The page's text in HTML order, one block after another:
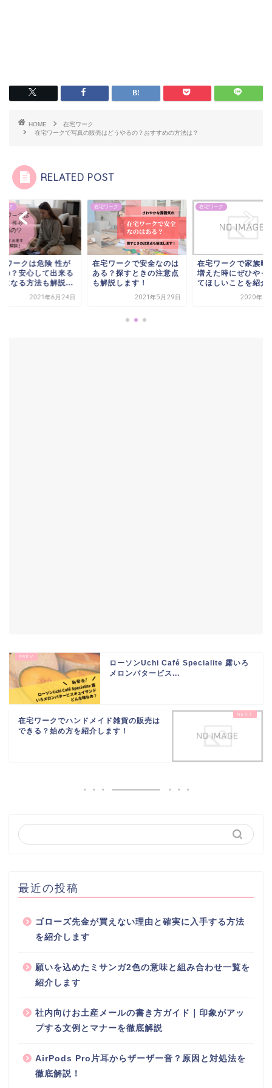
HOME
在宅ワーク
在宅ワークで写真の販売はどうやるの？おすすめの方法は？
RELATED POST
ーク
ワークは危険 性が
の？安心して出来る
になる方法も解説...
2021年6月24日
在宅ワーク
在宅ワークで安全なのは
ある？探すときの注意点
も解説します！
2021年5月29日
在宅ワーク
在宅ワークで家族時
増えた時にぜひやっ
てほしいことを紹介
2020年8
ローソンUchi Café Specialite 露いろ
メロンバタービス...
在宅ワークでハンドメイド雑貨の販売は
できる？始め方を紹介します！
最近の投稿
ゴローズ先金が買えない理由と確実に入手する方法
を紹介します
願いを込めたミサンガ2色の意味と組み合わせ一覧を
紹介します
社内向けお土産メールの書き方ガイド｜印象がアッ
プする文例とマナーを徹底解説
AirPods Pro片耳からザーザー音？原因と対処法を
徹底解説！